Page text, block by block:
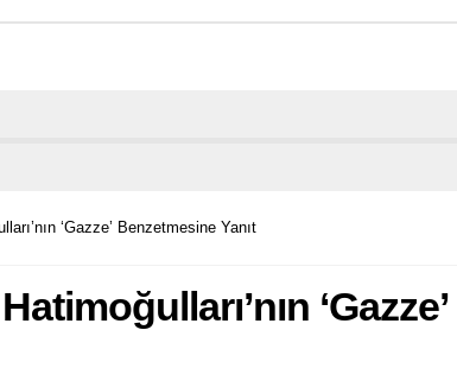
‘Gazze’ Benzetmesine Yanıt
‘Gazze’